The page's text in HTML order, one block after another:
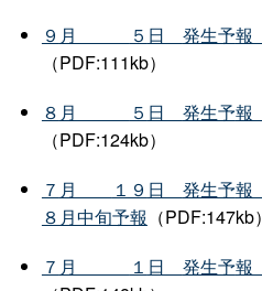
９ 月 ５ 日 発生予報
（PDF:111kb）
８ 月 ５ 日 発生予報
（PDF:124kb）
７ 月 １９ 日 発生予報
８月中旬予報 （PDF:147kb）
７ 月 １ 日 発生予報